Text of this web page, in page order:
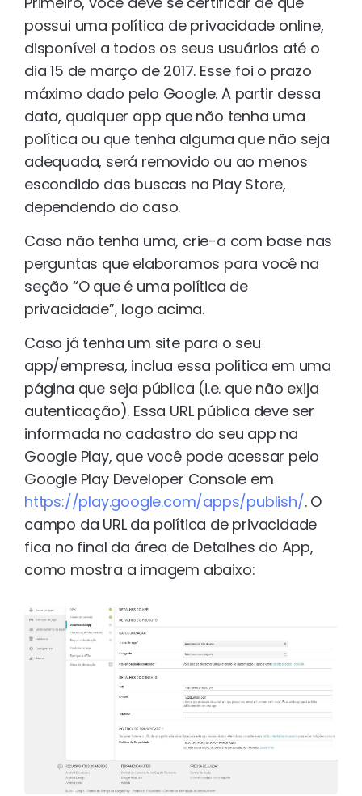
possui uma política de privacidade online,
disponível a todos os seus usuários até o
dia 15 de março de 2017. Esse foi o prazo
máximo dado pelo Google. A partir dessa
data, qualquer app que não tenha uma
política ou que tenha alguma que não seja
adequada, será removido ou ao menos
escondido das buscas na Play Store,
dependendo do caso.
Caso não tenha uma, crie-a com base nas
perguntas que elaboramos para você na
seção “O que é uma política de
privacidade”, logo acima.
Caso já tenha um site para o seu
app/empresa, inclua essa política em uma
página que seja pública (i.e. que não exija
autenticação). Essa URL pública deve ser
informada no cadastro do seu app na
Google Play, que você pode acessar pelo
Google Play Developer Console em
https://play.google.com/apps/publish/. O
campo da URL da política de privacidade
fica no final da área de Detalhes do App,
como mostra a imagem abaixo: